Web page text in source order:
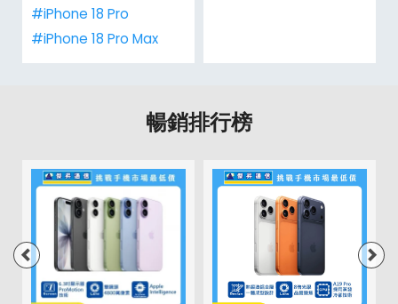
#iPhone 18 Pro
#iPhone 18 Pro Max
暢銷排行榜